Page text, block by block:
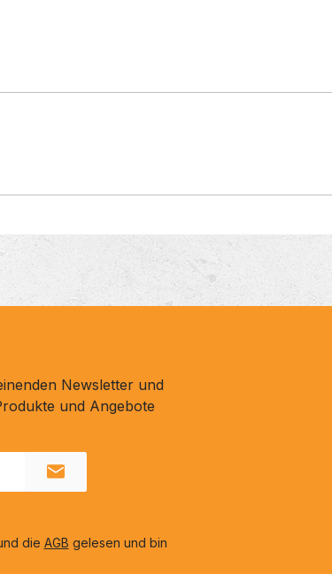
Newsletter und
und Angebote
die AGB gelesen und bin